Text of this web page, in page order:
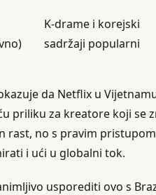
K-drame i korejski
sadržaji popularni
da Netflix u
priliku za kreatore koji se
rast, no s pravim
i ući u globalni tok.
usporediti ovo s